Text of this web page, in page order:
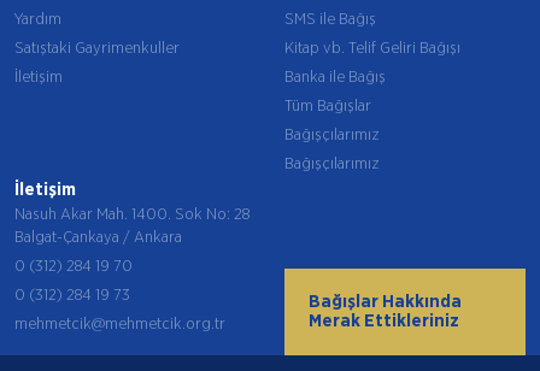
Yardım
Satıştaki Gayrimenkuller
İletişim
SMS ile Bağış
Kitap vb. Telif Geliri Bağışı
Banka ile Bağış
Tüm Bağışlar
Bağışçılarımız
Bağışçılarımız
İletişim
Nasuh Akar Mah. 1400. Sok No: 28
Balgat-Çankaya / Ankara
0 (312) 284 19 70
0 (312) 284 19 73
mehmetcik@mehmetcik.org.tr
Bağışlar Hakkında
Merak Ettikleriniz